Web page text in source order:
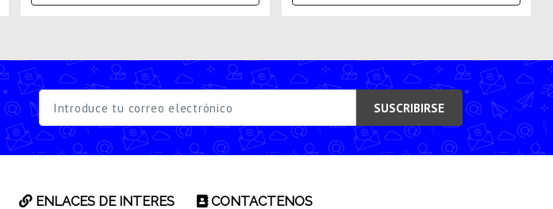
SUSCRIBIRSE
ENLACES DE INTERES CONTACTENOS